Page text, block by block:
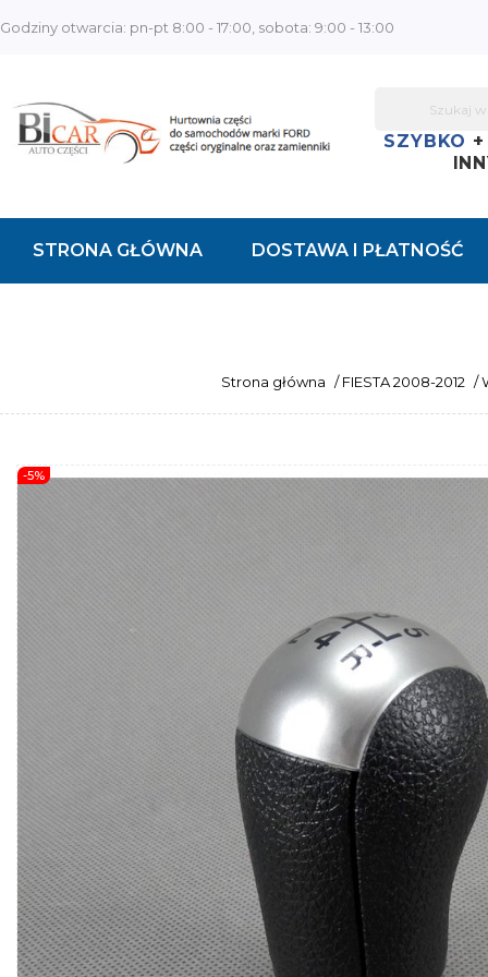
Godziny otwarcia: pn-pt 8:00 - 17:00, sobota: 9:00 - 13:00
SZYBKO
STRONA GŁÓWNA DOSTAWA I PŁATNOŚĆ
Strona główna / FIESTA 2008-2012 /
-5%